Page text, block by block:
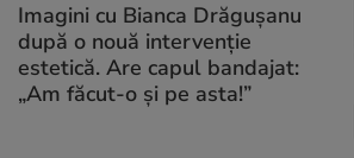
Imagini cu Bianca Drăgușanu
după o nouă intervenție
estetică. Are capul bandajat:
„Am făcut-o și pe asta!”